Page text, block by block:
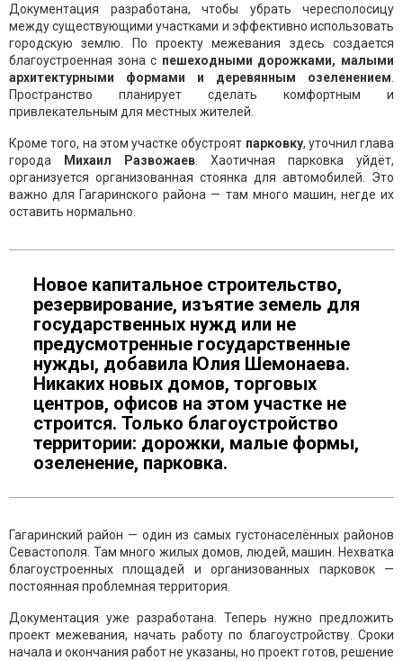
Документация разработана, чтобы убрать чересполосицу
между существующими участками и эффективно использовать
городскую землю. По проекту межевания здесь создается
благоустроенная зона с пешеходными дорожками, малыми
архитектурными формами и деревянным озеленением
Пространство планирует сделать комфортным и
привлекательным для местных жителей.
Кроме того, на этом участке обустроят парковку, уточнил глава
города
Михаил Развожаев . Хаотичная парковка уйдёт,
организуется организованная стоянка для автомобилей. Это
важно для Гагаринского района — там много машин, негде их
оставить нормально.
Новое капитальное строительство,
резервирование, изъятие земель для
государственных нужд или не
предусмотренные государственные
нужды, добавила Юлия Шемонаева.
Никаких новых домов, торговых
центров, офисов на этом участке не
строится. Только благоустройство
территории: дорожки, малые формы,
озеленение, парковка.
Гагаринский район — один из самых густонаселённых районов
Севастополя. Там много жилых домов, людей, машин. Нехватка
благоустроенных площадей и организованных парковок —
постоянная проблемная территория.
Документация уже разработана. Теперь нужно предложить
проект межевания, начать работу по благоустройству. Сроки
начала и окончания работ не указаны, но проект готов, решение